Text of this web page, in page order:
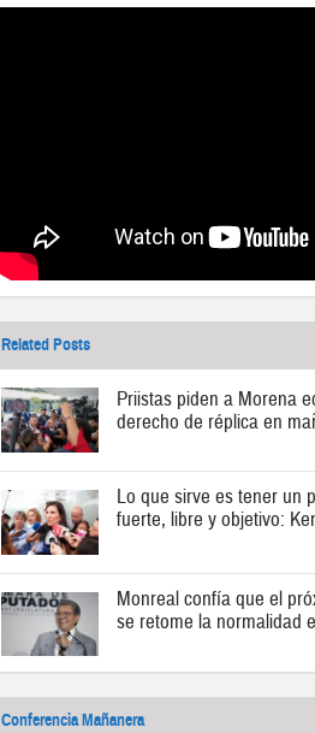
Related Posts
Priistas piden a Morena
derecho de réplica en
Lo que sirve es tener un
fuerte, libre y objetivo:
Monreal confía que el
se retome la normalidad
Conferencia Mañanera